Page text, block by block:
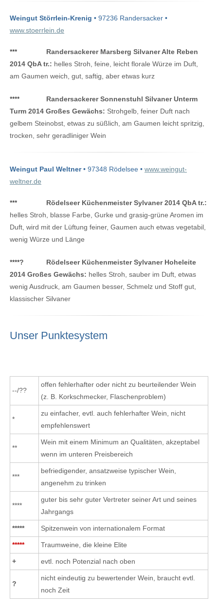
Weingut Störrlein-Krenig • 97236 Randersacker •
www.stoerrlein.de
***
Randersackerer Marsberg Silvaner Alte Reben
2014 QbA tr.: helles Stroh, feine, leicht florale Würze im Duft,
am Gaumen weich, gut, saftig, aber etwas kurz
****
Randersackerer Sonnenstuhl Silvaner Unterm
Turm 2014 Großes Gewächs: Strohgelb, feiner Duft nach
gelbem Steinobst, etwas zu süßlich, am Gaumen leicht spritzig,
trocken, sehr geradliniger Wein
Weingut Paul Weltner• 97348 Rödelsee • www.weingut-
weltner.de
***
Rödelseer Küchenmeister Sylvaner 2014 QbA tr.:
helles Stroh, blasse Farbe, Gurke und grasig-grüne Aromen im
Duft, wird mit der Lüftung feiner, Gaumen auch etwas vegetabil,
wenig Würze und Länge
****?
Rödelseer Küchenmeister Sylvaner Hoheleite
2014 Großes Gewächs: helles Stroh, sauber im Duft, etwas
wenig Ausdruck, am Gaumen besser, Schmelz und Stoff gut,
klassischer Silvaner
Unser Punktesystem
--/??
offen fehlerhafter oder nicht zu beurteilender Wein
(z. B. Korkschmecker, Flaschenproblem)
*
zu einfacher, evtl. auch fehlerhafter Wein, nicht
empfehlenswert
**
Wein mit einem Minimum an Qualitäten, akzeptabel
wenn im unteren Preisbereich
***
befriedigender, ansatzweise typischer Wein,
angenehm zu trinken
****
guter bis sehr guter Vertreter seiner Art und seines
Jahrgangs
***** Spitzenwein von internationalem Format
***** Traumweine, die kleine Elite
+ evtl. noch Potenzial nach oben
?
nicht eindeutig zu bewertender Wein, braucht evtl.
noch Zeit